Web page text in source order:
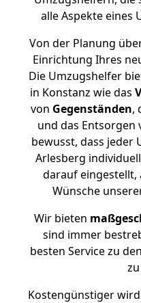
alle Aspekte eines
Von der Planung
Einrichtung Ihres
Die Umzugshelfer
in Konstanz wie das
von Gegenständen,
und das Entsorgen
bewusst, dass jeder
Arlesberg
darauf eingestellt,
Wünsche
Wir bieten
sind immer
besten Service zu den
Kostengünstiger